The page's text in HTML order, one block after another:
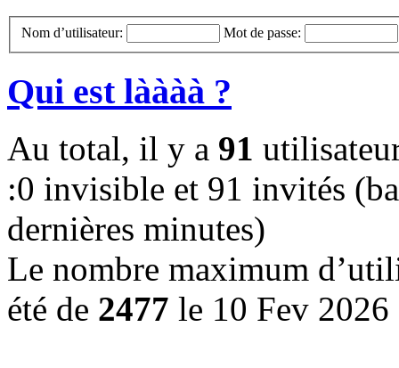
Nom d’utilisateur: Mot de passe:
Qui est làààà ?
Au total, il y a 91
:0 invisible et 91 invités
dernières minutes)
Le nombre maximum
été de 2477 le 10 Fev